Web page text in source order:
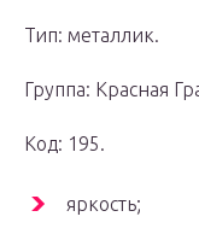
Тип: металлик.
Группа: Красная
Код: 195.
яркость;